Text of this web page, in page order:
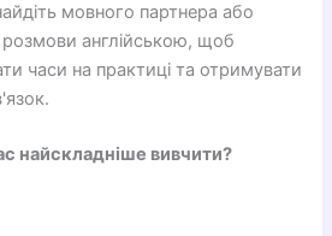
мовного партнера або
розмови англійською, щоб
часи на практиці та отримувати
найскладніше вивчити?